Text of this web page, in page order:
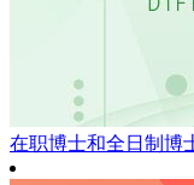
在职博士和全日制博